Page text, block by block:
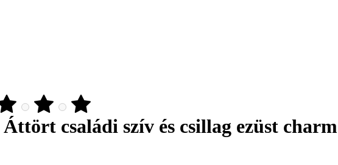
családi szív és csillag ezüst charm